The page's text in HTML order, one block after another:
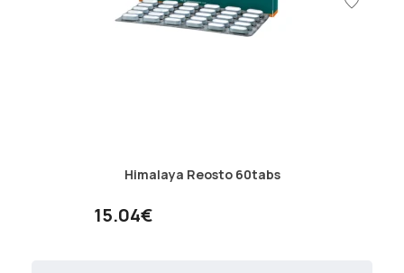
Himalaya Reosto 60tabs
15.04€